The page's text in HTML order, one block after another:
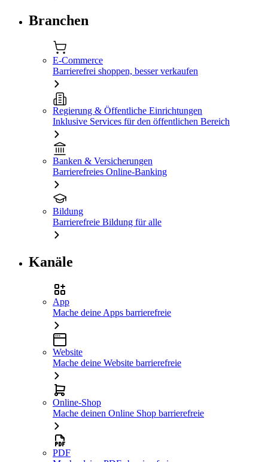
Branchen
E-Commerce
Barrierefrei shoppen, besser verkaufen
Regierung & Öffentliche Einrichtungen
Inklusive Services für den öffentlichen Bereich
Banken & Versicherungen
Barrierefreies Online-Banking
Bildung
Barrierefreie Bildung für alle
Kanäle
App
Mache deine Apps barrierefreie
Website
Mache deine Website barrierefreie
Online-Shop
Mache deinen Online Shop barrierefreie
PDF